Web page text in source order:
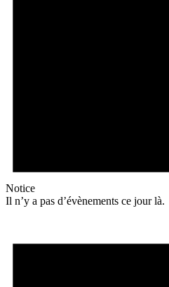
Notice
Il n’y a pas d’évènements ce jour là.